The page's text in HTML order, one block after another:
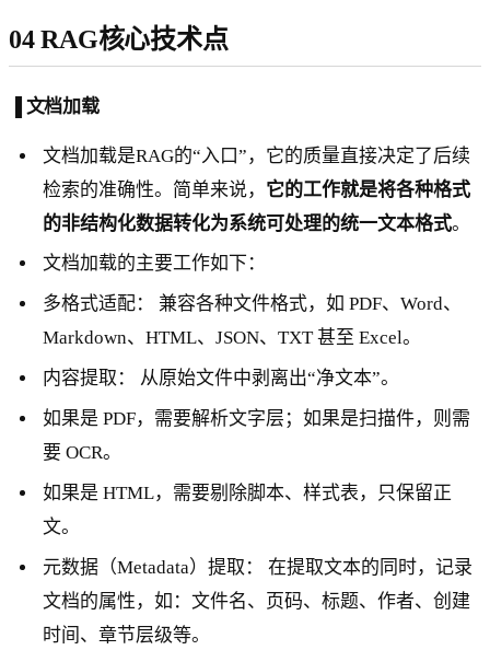
04 RAG核心技术点
▐ 文档加载
文档加载是RAG的“入口”，它的质量直接决定了后续
检索的准确性。简单来说， 它的工作就是将各种格式
的非结构化数据转化为系统可处理的统一文本格式。
文档加载的主要工作如下：
多格式适配： 兼容各种文件格式，如 PDF、Word、
Markdown、HTML、JSON、TXT 甚至 Excel。
内容提取： 从原始文件中剥离出“净文本”。
如果是 PDF，需要解析文字层；如果是扫描件，则需
要 OCR。
如果是 HTML，需要剔除脚本、样式表，只保留正
文。
元数据（Metadata）提取： 在提取文本的同时，记录
文档的属性，如：文件名、页码、标题、作者、创建
时间、章节层级等。